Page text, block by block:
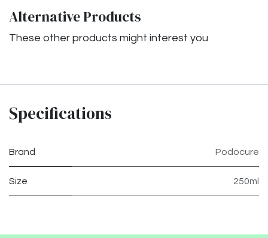
Alternative Products
These other products might interest you
Specifications
Brand Podocure
Size 250ml